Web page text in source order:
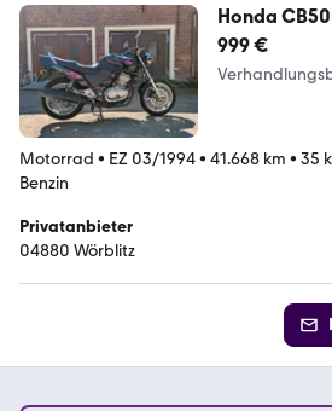
Honda
999 €
Motorrad • EZ 03/1994• 41.668 km • 35
Benzin
Privatanbieter
04880 Wörblitz